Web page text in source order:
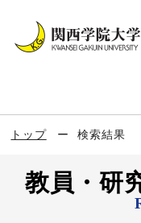
トップ 検索結果
教員・研